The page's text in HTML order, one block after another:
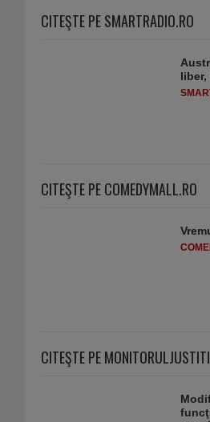
CITEŞTE PE SMARTRADIO.RO
liber,
CITEŞTE PE COMEDYMALL.RO
CITEŞTE PE